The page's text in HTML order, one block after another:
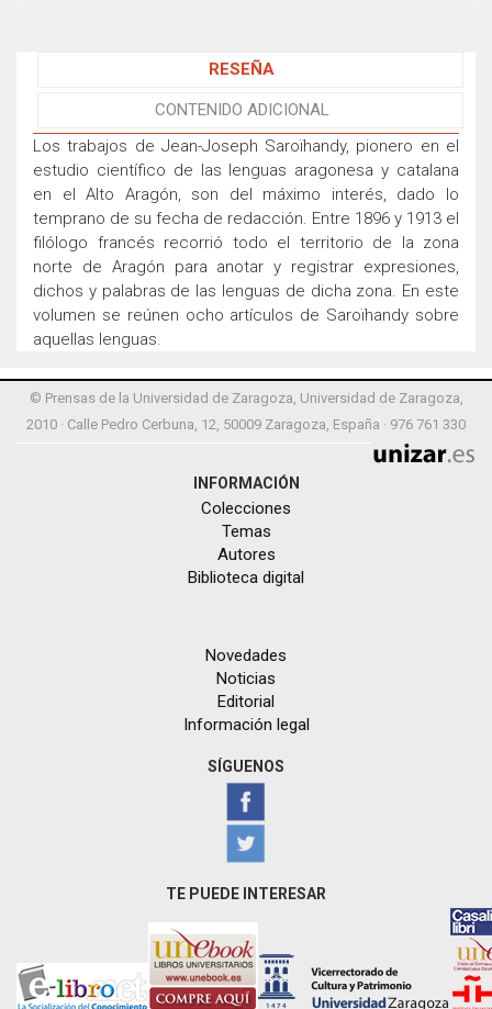
RESEÑA
CONTENIDO ADICIONAL
Los trabajos de Jean-Joseph Saroïhandy, pionero en el
estudio científico de las lenguas aragonesa y catalana
en el Alto Aragón, son del máximo interés, dado lo
temprano de su fecha de redacción. Entre 1896 y 1913 el
filólogo francés recorrió todo el territorio de la zona
norte de Aragón para anotar y registrar expresiones,
dichos y palabras de las lenguas de dicha zona. En este
volumen se reúnen ocho artículos de Saroïhandy sobre
aquellas lenguas.
© Prensas de la Universidad de Zaragoza, Universidad de Zaragoza,
2010 · Calle Pedro Cerbuna, 12, 50009 Zaragoza, España · 976 761 330
INFORMACIÓN
Colecciones
Temas
Autores
Biblioteca digital
Novedades
Noticias
Editorial
Información legal
SÍGUENOS
TE PUEDE INTERESAR